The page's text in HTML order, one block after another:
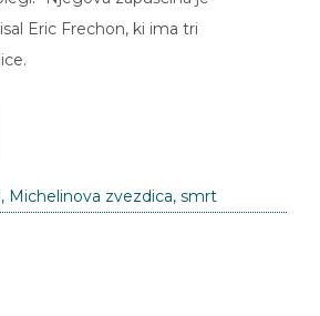
Eric Frechon, ki ima tri
, Michelinova zvezdica, smrt